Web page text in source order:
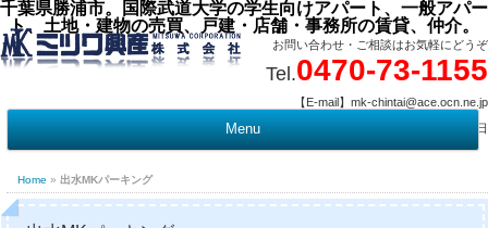
千葉県勝浦市。国際武道大学の学生向けアパート、一般アパー
ト、土地・建物の売買、戸建・店舗・事務所の賃貸、仲介。
お問い合わせ・ご相談はお気軽にどうぞ
Tel.0470-73-1155
【E-mail】mk-chintai@ace.ocn.ne.jp
【営業時間】09:00 ～ 17:15 【定 休 日】水曜・祭日
Menu
Home » 出水MKパーキング